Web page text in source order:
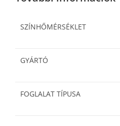
SZÍNHŐMÉRSÉKLET
GYÁRTÓ
FOGLALAT TÍPUSA